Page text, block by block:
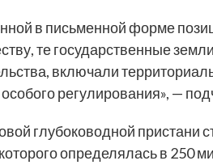
в письменной форме
те государственные
включали
регулирования», —
глубоководной пристани
определялась в 250